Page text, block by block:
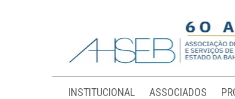
INSTITUCIONAL ASSOCIADOS